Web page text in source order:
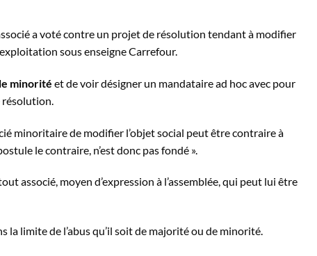
a voté contre un projet de résolution tendant à modifier
sous enseigne Carrefour.
minorité et de voir désigner un mandataire ad hoc avec pour
minoritaire de modifier l’objet social peut être contraire à
le contraire, n’est donc pas fondé ».
associé, moyen d’expression à l’assemblée, qui peut lui être
la limite de l’abusqu’il soit de majorité ou de minorité.